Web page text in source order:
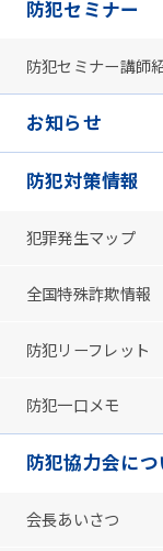
防犯セミナー
防犯セミナー講師
お知らせ
防犯対策情報
犯罪発生マップ
全国特殊詐欺情報
防犯リーフレット
防犯一口メモ
防犯協力会につ
会長あいさつ